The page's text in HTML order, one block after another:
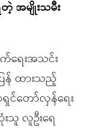
အမျိုးသမီး
က်ရေးအသင်း
န် ထားသည့်
င်တော်လှန်ရေး
သူ လူဦးရေ